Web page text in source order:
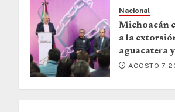
Nacional
Michoacán
a la
aguacatera
AGOSTO 7,